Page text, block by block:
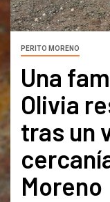
PERITO MORENO
Una
Olivia
tras un
Moreno